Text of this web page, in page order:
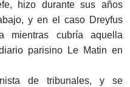
hizo durante sus años
y en el caso Dreyfus
mientras cubría aquella
parisino Le Matin en
de tribunales, y se